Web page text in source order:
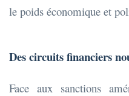
le poids économique et
Des circuits financiers
Face aux sanctions